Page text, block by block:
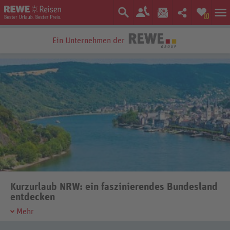
0
Bestpreis-Garantie
Kurzurlaub NRW: ein faszinierendes Bundesland
entdecken
Nordrhein-Westfalen – oder kurz NRW – steht für die meisten
Mehr